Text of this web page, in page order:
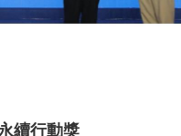
續行動獎